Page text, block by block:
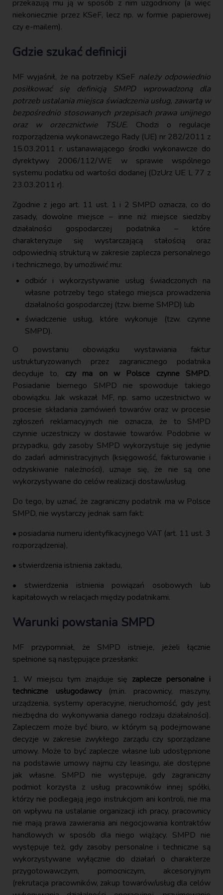
przekazują mu ją w sposób z nim uzgodniony (a więc
niekoniecznie przez KSeF, lecz np. w formie papierowej
czy e-mailem).
Gdzie szukać definicji
MF wyjaśnił, że na potrzeby KSeF należy odpowiednio
posiłkować się definicją SMPD wprowadzoną dla
potrzeb ustalania miejsca świadczenia usług, zawartą w
bezpośrednio stosowanych przepisach prawa unijnego
oraz w orzecznictwie TSUE. Chodzi o regulacje
rozporządzenia wykonawczego Rady (UE) nr 282/2011 z
15.03.2011 r. ustanawiającego środki wykonawcze do
dyrektywy 2006/112/WE w sprawie wspólnego
systemu podatku od wartości dodanej (DzUrz UE L 77 z
23.03.2011 r).
Zgodnie z jego art. 11 ust. 1 i 2 SMPD oznacza, co do
zasady, dowolne miejsce – inne niż miejsce siedziby
działalności gospodarczej podatnika – które
charakteryzuje się wystarczającą stałością oraz
odpowiednią strukturą w zakresie zaplecza personalnego
i technicznego, by umożliwić mu:
odbiór i wykorzystywanie usług świadczonych na
własne potrzeby tego stałego miejsca prowadzenia
działalności gospodarczej (tzw. bierne SMPD) lub
świadczenie usług, które wykonuje (tzw. czynne
SMPD).
O powstaniu obowiązku wystawiania faktur
ustrukturyzowanych przez zagranicznego podatnika
decyduje to, czy ma on w Polsce czynne SMPD.
Posiadanie biernego SMPD nie spowoduje takiego
obowiązku. Jak wskazał MF, np. samo uczestnictwo w
procesie składania zamówień towarów oraz w procesie
zgłoszeń reklamacyjnych nie oznacza, że to SMPD
czynnie uczestniczy w dostawie towarów. Podobnie w
przypadku, gdy zasoby SMPD wykorzystuje się jedynie
do zadań administracyjnych (księgowość, fakturowanie i
odzyskiwanie należności), uznaje się, że nie są one
wykorzystywane do celów realizacji dostaw/usług.
Do tego, by uznać, że zagraniczny podatnik ma w Polsce
SMPD, nie wystarczy jednak sam fakt:
• posiadania numeru identyfikacyjnego VAT (art. 11 ust. 3
rozporządzenia),
• stwierdzenia istnienia zakładu,
• stwierdzenia istnienia powiązań osobowych lub
kapitałowych w relacjach między podatnikami.
Warunki powstania SMPD
MF przypomniał, że SMPD istnieje, jeżeli łącznie
spełnione są następujące przesłanki:
1. W miejscu tym znajduje się zaplecze personalne i
techniczne usługodawcy(m.in. pracownicy, maszyny,
urządzenia, systemy operacyjne, nieruchomość, gdy jest
niezbędna do wykonywania danego rodzaju działalności).
Zapleczem może być biuro, w którym są podejmowane
decyzje w zakresie zwykłego zarządu czy sporządzane
umowy. Może to być zaplecze własne lub udostępnione
na podstawie umowy najmu czy leasingu, ale dostępne
jak własne. SMPD nie występuje, gdy zagraniczny
podmiot korzysta z usług pracowników innej spółki,
którzy nie podlegają jego instrukcjom ani kontroli, nie ma
on wpływu na ustalanie organizacji ich pracy, pracownicy
nie mają prawa zawierania ani negocjowania kontraktów
handlowych w sposób dla niego wiążący. SMPD nie
występuje też, gdy zasoby personalne i techniczne są
wykorzystywane wyłącznie do działań o charakterze
przygotowawczym, pomocniczym, akcesoryjnym
(rekrutacja pracowników, zakup towarów/usług dla celów